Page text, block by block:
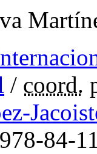
/ coord.
978-84-